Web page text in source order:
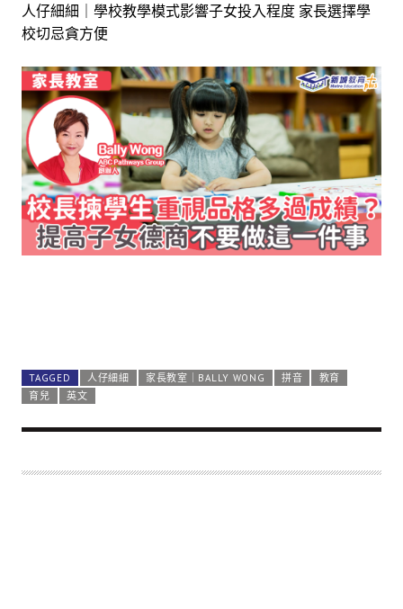
人仔細細｜學校教學模式影響子女投入程度 家長選擇學
校切忌貪方便
TAGGED 人仔細細 家長教室｜BALLY WONG 拼音
教育
育兒
英文